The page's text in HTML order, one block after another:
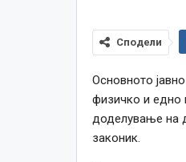
Сподели
Основното
физичко и едно
доделување на
законик.